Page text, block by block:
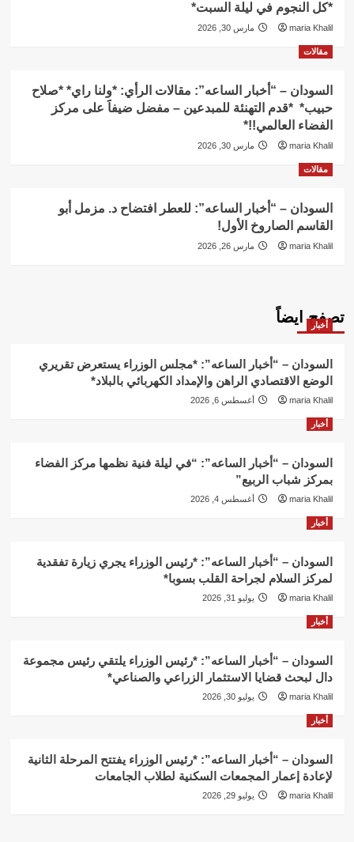
*كل النجوم في ليلة السبت*
maria Khalil مارس 30, 2026
مقالات
السودان – “أخبار الساعه”: مقالات الرأي: *ولنا راي* *صلاح
حبيب* *قدم التهنئة للمبدعين – مفضل ضيفاََ على مركز
الفضاء العالمي!!*
maria Khalil مارس 30, 2026
مقالات
السودان – “أخبار الساعه”: للعطر افتضاح د. مزمل أبو
القاسم الصاروخ الأول!
maria Khalil مارس 26, 2026
تصفح ايضاً
أخبار
السودان – “أخبار الساعه”: *مجلس الوزراء يستعرض تقريري
الوضع الاقتصادي الراهن والإمداد الكهربائي بالبلاد*
maria Khalil أغسطس 6, 2026
أخبار
السودان – “أخبار الساعه”: “في ليلة فنية نظمها مركز الفضاء
بمركز شباب الربيع”
maria Khalil أغسطس 4, 2026
أخبار
السودان – “أخبار الساعه”: *رئيس الوزراء يجري زيارة تفقدية
لمركز السلام لجراحة القلب بسوبا*
maria Khalil يوليو 31, 2026
أخبار
السودان – “أخبار الساعه”: *رئيس الوزراء يلتقي رئيس مجموعة
دال لبحث قضايا الاستثمار الزراعي والصناعي*
maria Khalil يوليو 30, 2026
أخبار
السودان – “أخبار الساعه”: *رئيس الوزراء يفتتح المرحلة الثانية
لإعادة إعمار المجمعات السكنية لطلاب الجامعات
maria Khalil يوليو 29, 2026